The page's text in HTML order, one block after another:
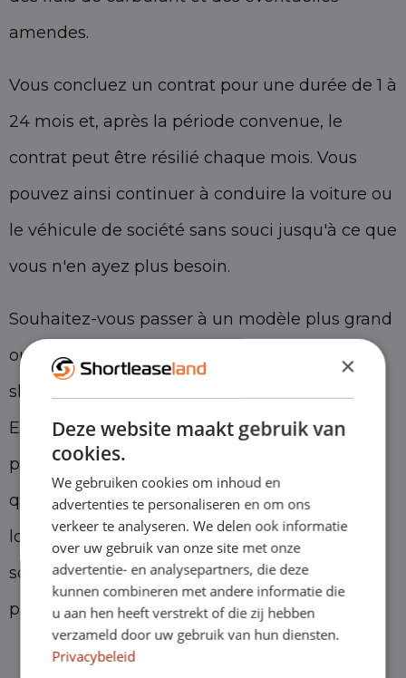
amendes.
Vous concluez un contrat pour une durée de 1 à
24 mois et, après la période convenue, le
contrat peut être résilié chaque mois. Vous
pouvez ainsi continuer à conduire la voiture ou
le véhicule de société sans souci jusqu'à ce que
vous n'en ayez plus besoin.
Souhaitez-vous passer à un modèle plus grand
ou plus luxueux ? Bien sûr, car un contrat de
short lease vous offre la flexibilité nécessaire.
En outre, dans la plupart des cas, vous ne
paierez pas plus cher pour cette flexibilité
qu'avec un contrat de leasing opérationnel à
long terme : les voitures et les véhicules de
société de Shortleaseland sont souvent
proposés à des prix tout aussi compétitifs.
×
Deze website maakt gebruik van
cookies.
We gebruiken cookies om inhoud en
advertenties te personaliseren en om ons
verkeer te analyseren. We delen ook informatie
over uw gebruik van onze site met onze
advertentie- en analysepartners, die deze
kunnen combineren met andere informatie die
u aan hen heeft verstrekt of die zij hebben
verzameld door uw gebruik van hun diensten.
Privacybeleid